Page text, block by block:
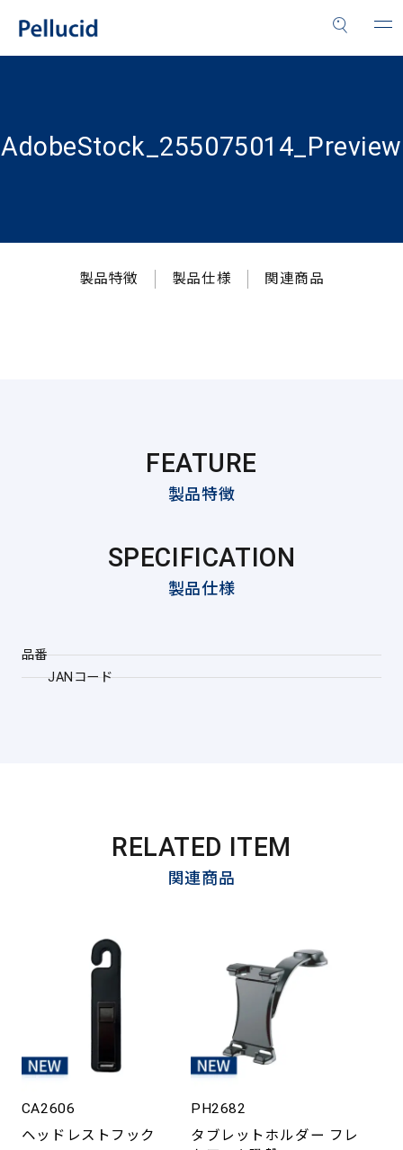
AdobeStock_255075014_Preview
製品特徴 製品仕様 関連商品
FEATURE
製品特徴
SPECIFICATION
製品仕様
品番
JANコード
RELATED ITEM
関連商品
CA2606
ヘッドレストフック
PH2682
タブレットホルダー フレ